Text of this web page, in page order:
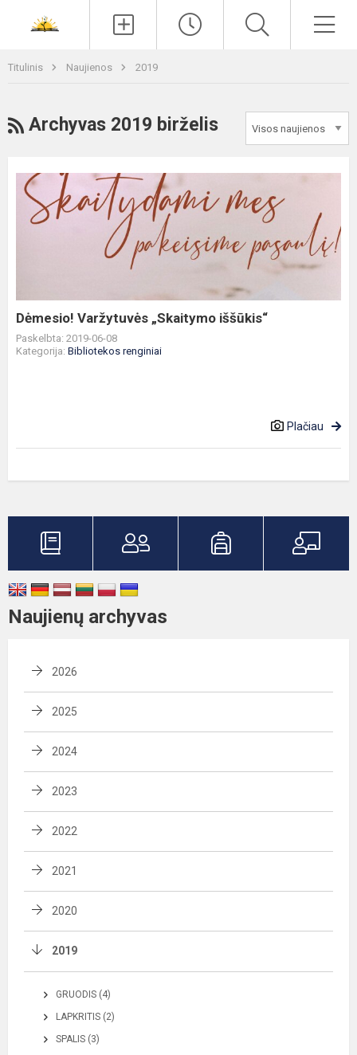
Titulinis Naujienos 2019
RSS
Archyvas 2019 birželis
Dėmesio!
Varžytuvės
„Skaitymo
Dėmesio! Varžytuvės „Skaitymo iššūkis“
Paskelbta: 2019-06-08
Kategorija: Bibliotekos renginiai
Plačiau
Naujienų archyvas
2026
2025
2024
2023
2022
2021
2020
2019
GRUODIS (4)
LAPKRITIS (2)
SPALIS (3)